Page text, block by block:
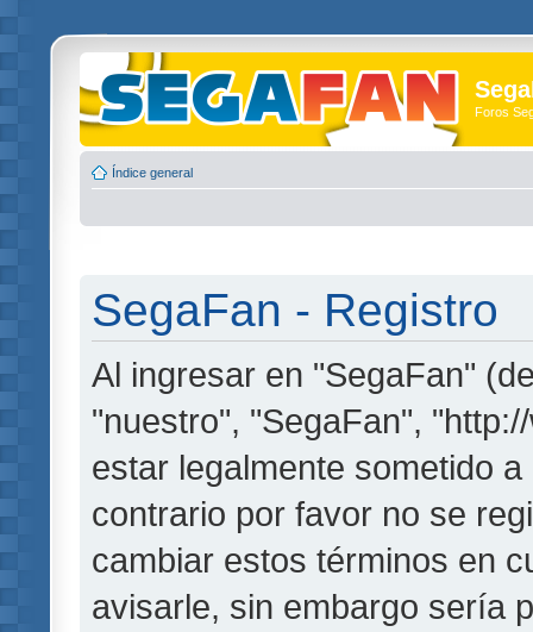
Foros
Índice general
SegaFan - Registro
Al ingresar en "SegaFan"
"nuestro", "SegaFan",
estar legalmente sometido
contrario por favor no se
cambiar estos términos en
avisarle, sin embargo sería